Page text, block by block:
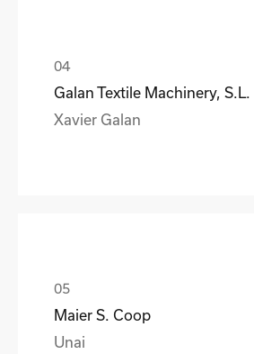
Galan Textile Machinery, S.L.
Xavier Galan
Maier S. Coop
Unai